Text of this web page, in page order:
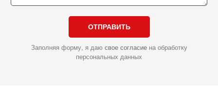
ОТПРАВИТЬ
Заполняя форму, я даю свое согласиена обработку
персональных данных